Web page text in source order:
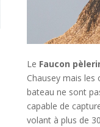
Le Faucon
Chausey mais
bateau ne sont
capable de
volant à plus de